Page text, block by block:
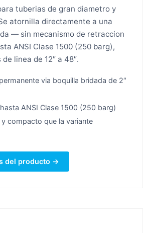
tuberias de gran diametro y
atornilla directamente a una
— sin mecanismo de retraccion
ANSI Clase 1500 (250 barg),
linea de 12″ a 48″.
via boquilla bridada de 2″
ANSI Clase 1500 (250 barg)
compacto que la variante
del producto →